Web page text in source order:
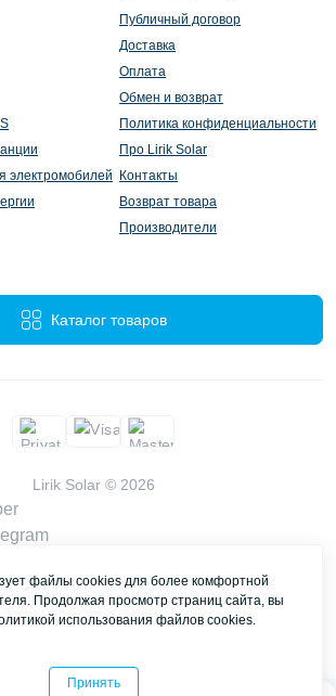
электромобилей
Публичный договор
Доставка
Оплата
Обмен и возврат
Политика конфиденциальности
Про Lirik Solar
Контакты
Возврат товара
Производители
Каталог товаров
Lirik Solar © 2026
звонок
файлы cookies для более комфортной
Продолжая просмотр страниц сайта, вы
использования файлов cookies.
Принять